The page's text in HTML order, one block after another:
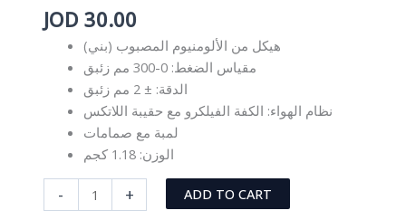
JOD 30.00
هيكل من الألومنيوم المصبوب (بني)
مقياس الضغط: 0-300 مم زئبق
الدقة: ± 2 مم زئبق
نظام الهواء: الكفة الفيلكرو مع حقيبة اللاتكس
لمبة مع صمامات
الوزن: 1.18 كجم
-
ضغط
+ ADD TO CART